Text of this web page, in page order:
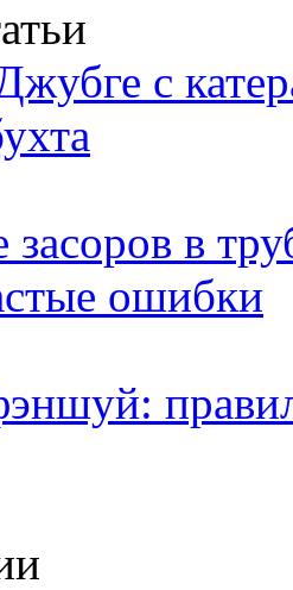
с
засоров в
ошибки